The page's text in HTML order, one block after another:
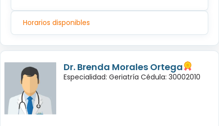
Horarios disponibles
Dr. Brenda Morales Ortega
Especialidad: Geriatría Cédula: 30002010